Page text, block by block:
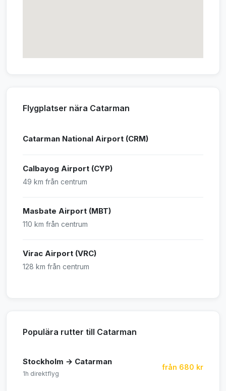
Flygplatser nära Catarman
Catarman National Airport (CRM)
Calbayog Airport (CYP)
49 km från centrum
Masbate Airport (MBT)
110 km från centrum
Virac Airport (VRC)
128 km från centrum
Populära rutter till Catarman
Stockholm → Catarman
1h direktflyg
från 680 kr